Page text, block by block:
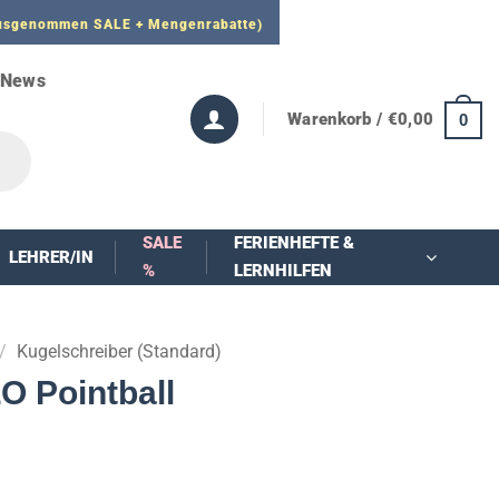
SALE + Mengenrabatte)
News
Warenkorb / €0,00 0
LEHRER/IN
SALE
%
FERIENHEFTE &
LERNHILFEN
Kugelschreiber (Standard)
Pointball